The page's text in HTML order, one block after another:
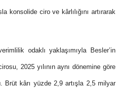
konsolide ciro ve kârlılığını artırarak
odaklı yaklaşımıyla Besler’in
2025 yılının aynı dönemine göre
kârı yüzde 2,9 artışla 2,5 milyar